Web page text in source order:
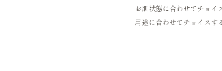
お肌状態に合わせてチョイ
用途に合わせてチョイスす